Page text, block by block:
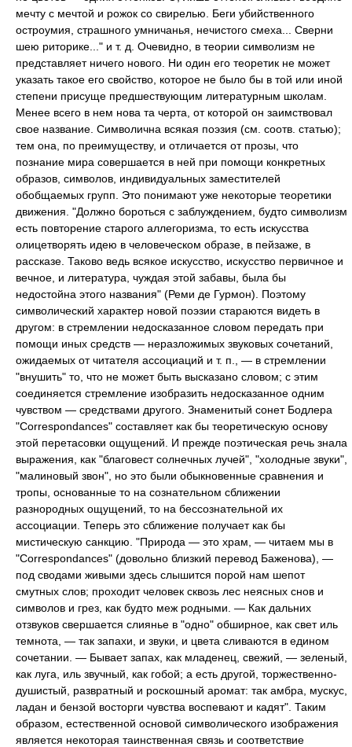
мечту с мечтой и рожок со свирелью. Беги убийственного
остроумия, страшного умничанья, нечистого смеха... Сверни
шею риторике..." и т. д. Очевидно, в теории символизм не
представляет ничего нового. Ни один его теоретик не может
указать такое его свойство, которое не было бы в той или иной
степени присуще предшествующим литературным школам.
Менее всего в нем нова та черта, от которой он заимствовал
свое название. Символична всякая поэзия (см. соотв. статью);
тем она, по преимуществу, и отличается от прозы, что
познание мира совершается в ней при помощи конкретных
образов, символов, индивидуальных заместителей
обобщаемых групп. Это понимают уже некоторые теоретики
движения. "Должно бороться с заблуждением, будто символизм
есть повторение старого аллегоризма, то есть искусства
олицетворять идею в человеческом образе, в пейзаже, в
рассказе. Таково ведь всякое искусство, искусство первичное и
вечное, и литература, чуждая этой забавы, была бы
недостойна этого названия" (Реми де Гурмон). Поэтому
символический характер новой поэзии стараются видеть в
другом: в стремлении недосказанное словом передать при
помощи иных средств — неразложимых звуковых сочетаний,
ожидаемых от читателя ассоциаций и т. п., — в стремлении
"внушить" то, что не может быть высказано словом; с этим
соединяется стремление изобразить недосказанное одним
чувством — средствами другого. Знаменитый сонет Бодлера
"Correspondances" составляет как бы теоретическую основу
этой перетасовки ощущений. И прежде поэтическая речь знала
выражения, как "благовест солнечных лучей", "холодные звуки",
"малиновый звон", но это были обыкновенные сравнения и
тропы, основанные то на сознательном сближении
разнородных ощущений, то на бессознательной их
ассоциации. Теперь это сближение получает как бы
мистическую санкцию. "Природа — это храм, — читаем мы в
"Correspondances" (довольно близкий перевод Баженова), —
под сводами живыми здесь слышится порой нам шепот
смутных слов; проходит человек сквозь лес неясных снов и
символов и грез, как будто меж родными. — Как дальних
отзвуков свершается слиянье в "одно" обширное, как свет иль
темнота, — так запахи, и звуки, и цвета сливаются в едином
сочетании. — Бывает запах, как младенец, свежий, — зеленый,
как луга, иль звучный, как гобой; а есть другой, торжественно-
душистый, развратный и роскошный аромат: так амбра, мускус,
ладан и бензой восторги чувства воспевают и кадят". Таким
образом, естественной основой символического изображения
является некоторая таинственная связь и соответствие